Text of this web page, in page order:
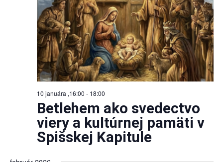
10 januára ,16:00 - 18:00
Betlehem ako svedectvo
viery a kultúrnej pamäti v
Spišskej Kapitule